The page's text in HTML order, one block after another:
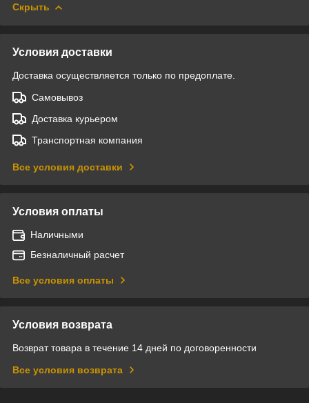
Скрыть
Условия доставки
Доставка осуществляется только по предоплате.
Самовывоз
Доставка курьером
Транспортная компания
Все условия доставки
Условия оплаты
Наличными
Безналичный расчет
Все условия оплаты
Условия возврата
Возврат товара в течение 14 дней по договоренности
Все условия возврата